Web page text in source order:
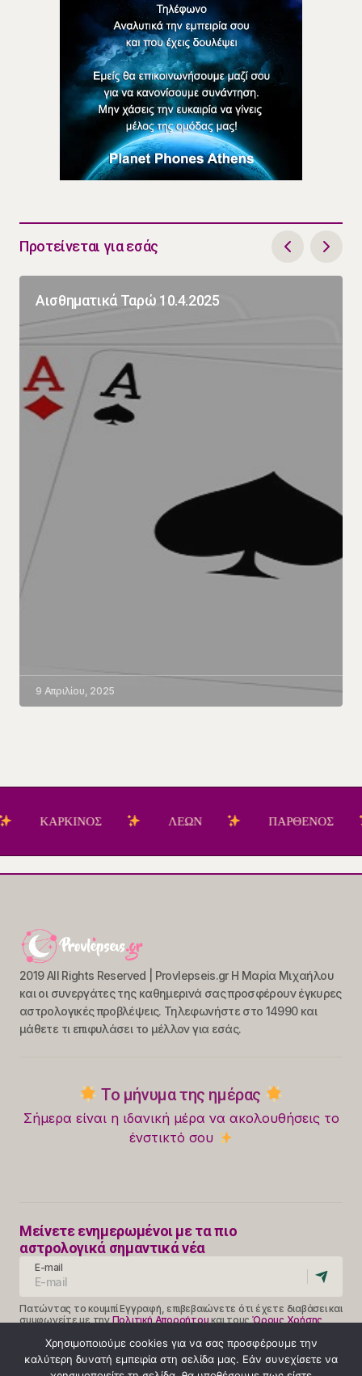
Προτείνεται για εσάς
Αισθηματικά Ταρώ 10.4.2025
9 Απριλίου, 2025
ΛΕΩΝ ΠΑΡΘΕΝΟΣ
2019 All Rights Reserved | Provlepseis.gr Η Μαρία Μιχαήλου
και οι συνεργάτες της καθημερινά σας προσφέρουν έγκυρες
αστρολογικές προβλέψεις. Τηλεφωνήστε στο 14990 και
μάθετε τι επιφυλάσει το μέλλον για εσάς.
Το μήνυμα της ημέρας
Σήμερα είναι η ιδανική μέρα να ακολουθήσεις το
ένστικτό σου
Μείνετε ενημερωμένοι με τα πιο
αστρολογικά σημαντικά νέα
E-mail
Πατώντας το κουμπί Εγγραφή, επιβεβαιώνετε ότι έχετε διαβάσει και
συμφωνείτε με τηνΠολιτική Απορρήτουκαι τουςΌρους Χρήσης
Χρησιμοποιούμε cookies για να σας προσφέρουμε την
καλύτερη δυνατή εμπειρία στη σελίδα μας. Εάν συνεχίσετε να